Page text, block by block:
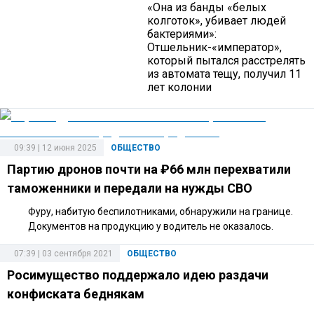
«Она из банды «белых
колготок», убивает людей
бактериями»:
Отшельник-«император»,
который пытался расстрелять
из автомата тещу, получил 11
лет колонии
ОБЩЕСТВО
09:39 | 12 июня 2025
Партию дронов почти на ₽66 млн перехватили
таможенники и передали на нужды СВО
Фуру, набитую беспилотниками, обнаружили на границе.
Документов на продукцию у водитель не оказалось.
ОБЩЕСТВО
07:39 | 03 сентября 2021
Росимущество поддержало идею раздачи
конфиската беднякам